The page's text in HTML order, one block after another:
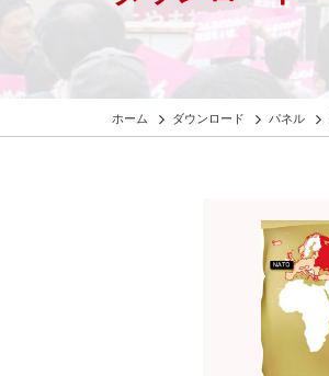
ホーム ダウンロード パネル